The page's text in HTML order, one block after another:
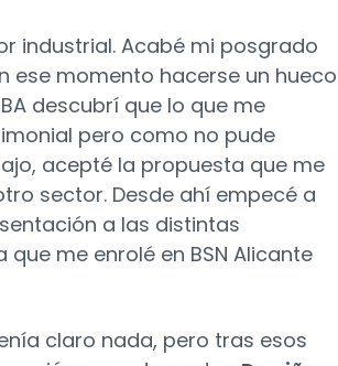
industrial. Acabé mi posgrado
ese momento hacerse un hueco
descubrí que lo que me
pero como no pude
acepté la propuesta que me
sector. Desde ahí empecé a
a las distintas
me enrolé en BSN Alicante
claro nada, pero tras esos